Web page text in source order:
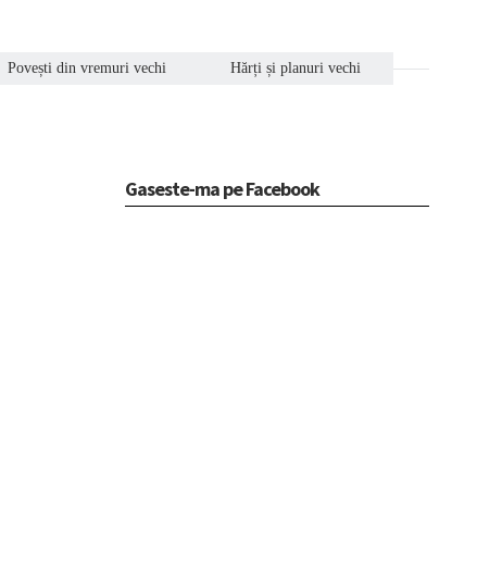
Povești din vremuri vechi Hărți și planuri vechi
Gaseste-ma pe Facebook